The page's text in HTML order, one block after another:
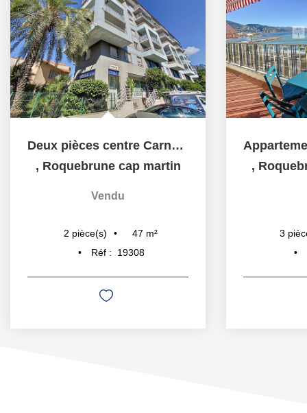
Deux pièces centre Carnoles 46 m² avec parking en sous sol
, Roquebrune cap martin
Vendu
2 pièce(s) 47 m²
Réf :
19308
,
3